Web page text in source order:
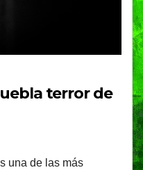
terror de
una de las más